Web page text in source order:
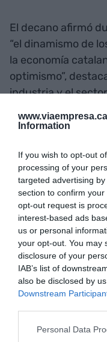
Information
If you wish to opt-out
processing of your
targeted advertising
section to confirm
opt-out request is
interest-based ads
us or personal
your opt-out. You may
disclosure of your
IAB’s list of
also be disclosed by
Downstream
Personal Data
El decano afirmó
“el dinamismo de
la economía
optimismo”,
industria y el
crecimiento del
desempleo. Por
política y
inversiones”, y
a las empresas,
de sociedades.
La Encuesta de
recopilado las
economía
economistas. En
infraestructuras y